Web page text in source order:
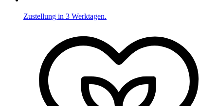
Zustellung in 3 Werktagen.